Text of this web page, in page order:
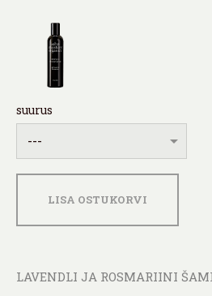
suurus
LISA OSTUKORVI
LAVENDLI JA ROSMARIINI